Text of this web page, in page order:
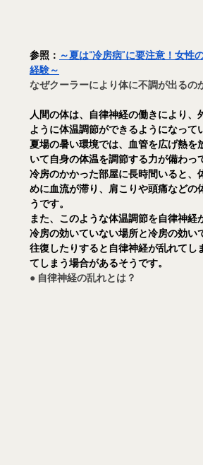
参照： ～夏は“冷房病”に要注意！女性
経験～
なぜクーラーにより体に不調が出るの
人間の体は、自律神経の働きにより、
ように体温調節ができるようになって
夏場の暑い環境では、血管を広げ熱を
いて自身の体温を調節する力が備わっ
冷房のかかった部屋に長時間いると、
めに血流が滞り、肩こりや頭痛などの
うです。
また、このような体温調節を自律神経
冷房の効いていない場所と冷房の効い
往復したりすると自律神経が乱れてし
てしまう場合があるそうです。
● 自律神経の乱れとは？